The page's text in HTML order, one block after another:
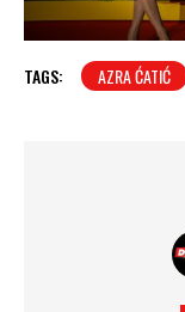
TAGS: AZRA ĆATIĆ